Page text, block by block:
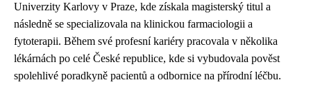
Univerzity Karlovy v Praze, kde získala magisterský titul a
následně se specializovala na klinickou farmaciologii a
fytoterapii. Během své profesní kariéry pracovala v několika
lékárnách po celé České republice, kde si vybudovala pověst
spolehlivé poradkyně pacientů a odbornice na přírodní léčbu.